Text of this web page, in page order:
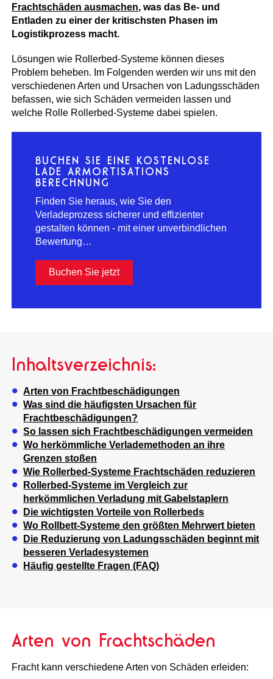
Frachtschäden ausmachen, was das Be- und
Entladen zu einer der kritischsten Phasen im
Logistikprozess macht.
Lösungen wie Rollerbed-Systeme können dieses
Problem beheben. Im Folgenden werden wir uns mit den
verschiedenen Arten und Ursachen von Ladungsschäden
befassen, wie sich Schäden vermeiden lassen und
welche Rolle Rollerbed-Systeme dabei spielen.
BUCHEN SIE EINE KOSTENLOSE
LADE ARMORTISATIONS
BERECHNUNG
Finden Sie heraus, wie Sie den
Verladeprozess sicherer und effizienter
gestalten können - mit einer unverbindlichen
Bewertung…
Buchen Sie jetzt
Inhaltsverzeichnis:
Arten von Frachtbeschädigungen
Was sind die häufigsten Ursachen für
Frachtbeschädigungen?
So lassen sich Frachtbeschädigungen vermeiden
Wo herkömmliche Verlademethoden an ihre
Grenzen stoßen
Wie Rollerbed-Systeme Frachtschäden reduzieren
Rollerbed-Systeme im Vergleich zur
herkömmlichen Verladung mit Gabelstaplern
Die wichtigsten Vorteile von Rollerbeds
Wo Rollbett-Systeme den größten Mehrwert bieten
Die Reduzierung von Ladungsschäden beginnt mit
besseren Verladesystemen
Häufig gestellte Fragen (FAQ)
Arten von Frachtschäden
Fracht kann verschiedene Arten von Schäden erleiden: